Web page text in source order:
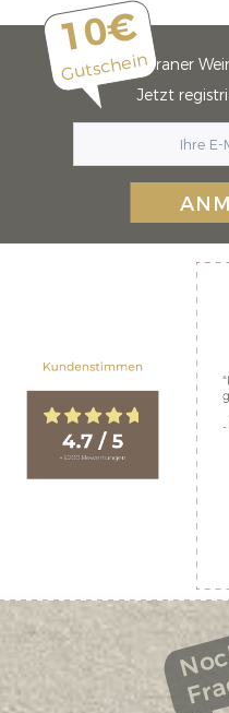
10€
GutscheinMeraner
Jetzt